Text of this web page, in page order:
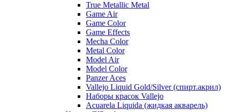
True Metallic Metal
Game Air
Game Color
Game Effects
Mecha Color
Metal Color
Model Air
Model Color
Panzer Aces
Vallejo Liquid Gold/Silver (спирт.акрил)
Наборы красок Vallejo
Acuarela Liquida (жидкая акварель)